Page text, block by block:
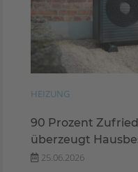
HEIZUNG
90 Prozent
überzeugt
25.06.2026